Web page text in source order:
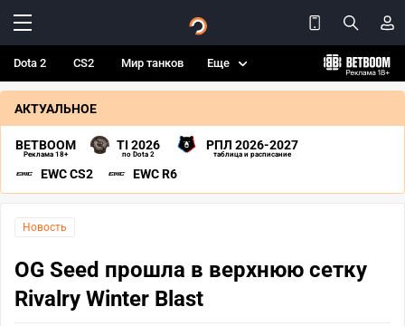
Dota 2 CS2 Мир танков Еще
АКТУАЛЬНОЕ
BETBOOM
Реклама 18+
TI 2026
по Dota 2
РПЛ 2026-2027
таблица и расписание
EWC CS2 EWC R6
Новость
OG Seed прошла в верхнюю сетку
Rivalry Winter Blast